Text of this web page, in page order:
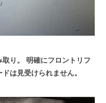
り。
明確にフロントリフ
は見受けられません。